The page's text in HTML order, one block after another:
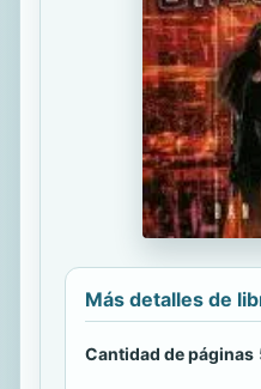
Más detalles de
Cantidad de páginas